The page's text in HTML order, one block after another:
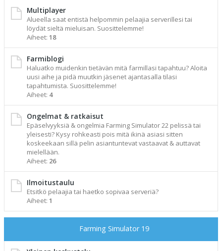
Multiplayer
Alueella saat entistä helpommin pelaajia serverillesi tai
löydät sieltä mieluisan. Suosittelemme!
Aiheet: 18
Farmiblogi
Haluatko muidenkin tietävän mitä farmillasi tapahtuu? Aloita
uusi aihe ja pidä muutkin jäsenet ajantasalla tilasi
tapahtumista. Suosittelemme!
Aiheet: 4
Ongelmat & ratkaisut
Epäselvyyksiä & ongelmia Farming Simulator 22 pelissä tai
yleisesti? Kysy rohkeasti pois mitä ikinä asiasi sitten
koskeekaan sillä pelin asiantuntevat vastaavat & auttavat
mielellään.
Aiheet: 26
Ilmoitustaulu
Etsitkö pelaajia tai haetko sopivaa serveriä?
Aiheet: 1
Farming Simulator 19